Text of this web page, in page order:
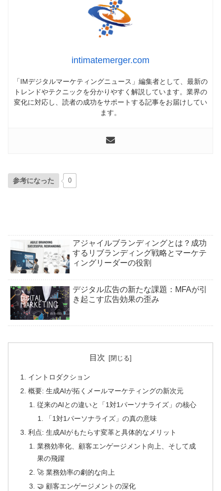
intimatemerger.com
「IMデジタルマーケティングニュース」編集者として、最新の
トレンドやテクニックを分かりやすく解説しています。業界の
変化に対応し、読者の成功をサポートする記事をお届けしてい
ます。
参考になった 0
アジャイルブランディングとは？成功
するリブランディング戦略とマーケテ
ィングリーダーの役割
デジタル広告の新たな課題：MFAが引
き起こす広告効果の歪み
目次
イントロダクション
概要: 生成AIが拓くメールマーケティングの新次元
従来のAIとの違いと「1対1パーソナライズ」の核心
「1対1パーソナライズ」の真の意味
利点: 生成AIがもたらす変革と具体的なメリット
業務効率化、顧客エンゲージメント向上、そして成
果の飛躍
🚀 業務効率の劇的な向上
🤝 顧客エンゲージメントの深化